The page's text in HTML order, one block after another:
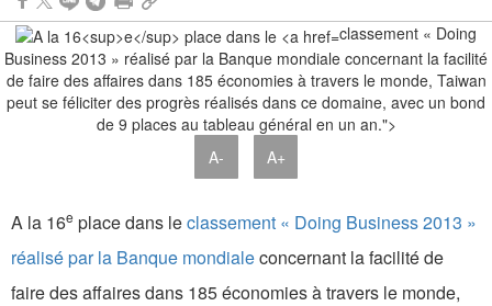
classement « Doing
Business 2013 » réalisé par la Banque mondiale concernant la facilité
de faire des affaires dans 185 économies à travers le monde, Taiwan
peut se féliciter des progrès réalisés dans ce domaine, avec un bond
de 9 places au tableau général en un an.">
A-
A+
A la 16e place dans leclassement « Doing Business 2013 »
réalisé par la Banque mondialeconcernant la facilité de
faire des affaires dans 185 économies à travers le monde,